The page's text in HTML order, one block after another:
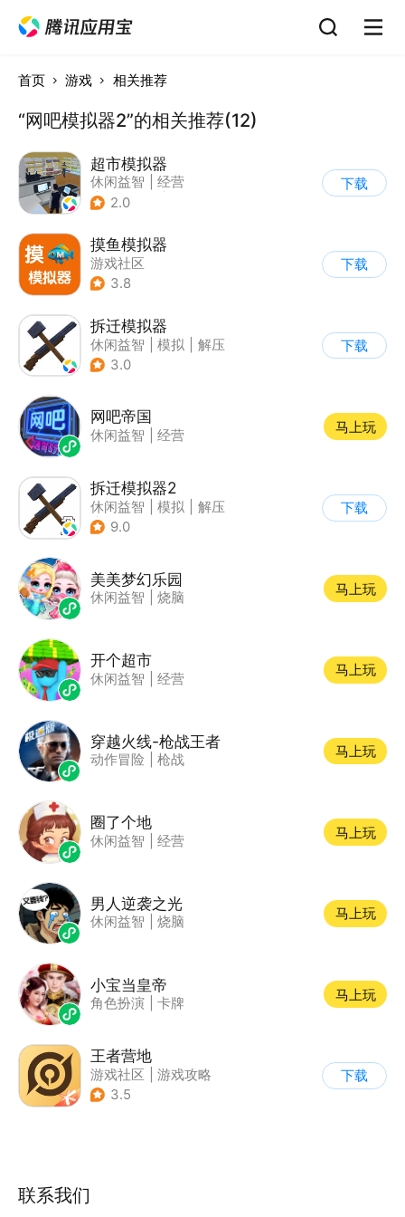
首页 游戏 相关推荐
“网吧模拟器2”的相关推荐(12)
超市模拟器
休闲益智
经营
| 文字游戏
2.0
下载
摸鱼模拟器
游戏社区
3.8
下载
拆迁模拟器
休闲益智 模拟
解压
| 写实
3.0
下载
网吧帝国
休闲益智 经营
马上玩
拆迁模拟器2
休闲益智 模拟
解压
| 卡通
9.0
下载
美美梦幻乐园
休闲益智 烧脑
马上玩
开个超市
休闲益智 经营
马上玩
穿越火线-枪战王者
动作冒险 枪战
马上玩
圈了个地
休闲益智 经营
马上玩
男人逆袭之光
休闲益智 烧脑
马上玩
小宝当皇帝
角色扮演 卡牌
马上玩
王者营地
游戏社区
游戏攻略
3.5
下载
联系我们